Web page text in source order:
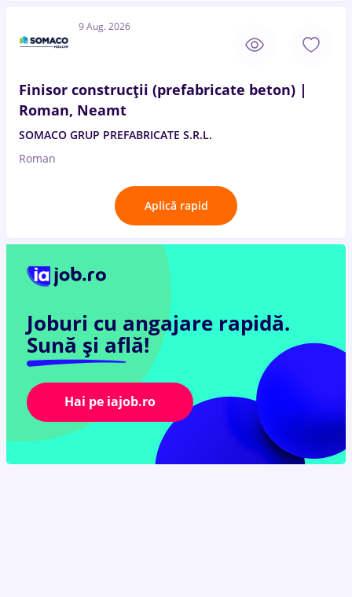
9 Aug. 2026
Finisor construcții (prefabricate beton) |
Roman, Neamt
SOMACO GRUP PREFABRICATE S.R.L.
Roman
Aplică rapid
Joburi cu angajare rapidă.
Sună și află!
Hai pe iajob.ro